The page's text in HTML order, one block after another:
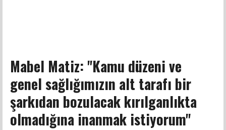
Mabel Matiz: ''Kamu düzeni ve
genel sağlığımızın alt tarafı bir
şarkıdan bozulacak kırılganlıkta
olmadığına inanmak istiyorum''